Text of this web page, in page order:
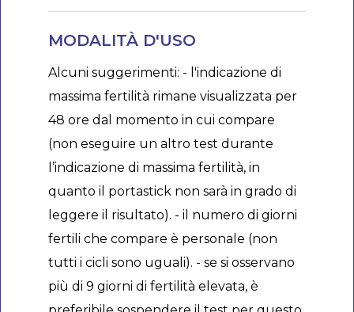
MODALITÀ D'USO
Alcuni suggerimenti: - l'indicazione di
massima fertilità rimane visualizzata per
48 ore dal momento in cui compare
(non eseguire un altro test durante
l’indicazione di massima fertilità, in
quanto il portastick non sarà in grado di
leggere il risultato). - il numero di giorni
fertili che compare è personale (non
tutti i cicli sono uguali). - se si osservano
più di 9 giorni di fertilità elevata, è